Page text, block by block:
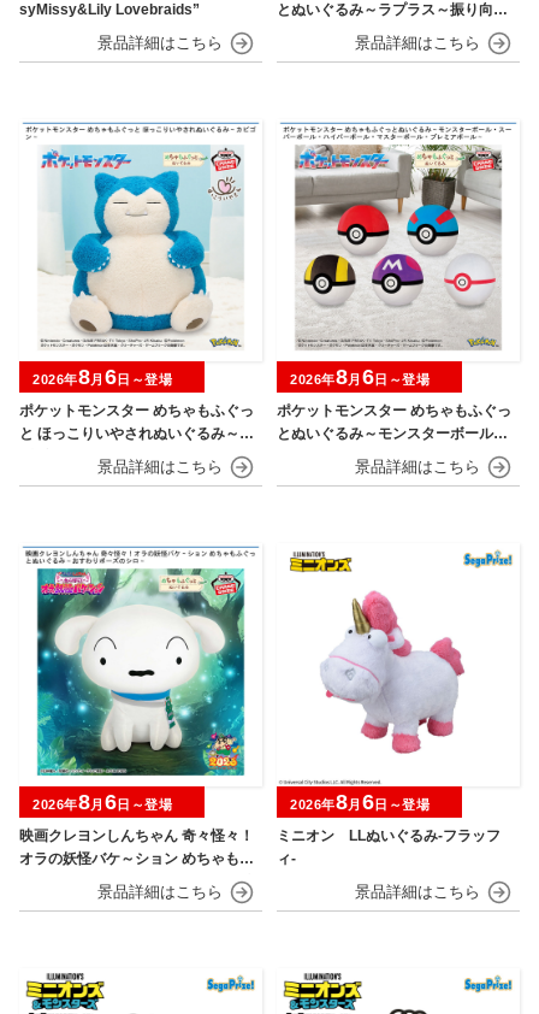
syMissy&Lily Lovebraids”
とぬいぐるみ～ラプラス～振り向きv
ポケットモンスター めちゃもふぐっ
と ほっこりいやされぬいぐるみ～カ
2026年8月 6 日～登場
ポケットモンスター めちゃもふぐっ
とぬいぐるみ～モンスターボール・
スーパーボール・ハイパーボール・
マスターボール・プレミアボール～
2026年8月 6 日～登場
映画クレヨンしんちゃん 奇々怪々！
オラの妖怪バケ～ション めちゃもふ
ぐっとぬいぐるみ～おすわりポーズ
2026年8月 6日～登場
ミニオン LLぬいぐるみ‐フラッフ
ィ‐
2026年8月 6日～登場